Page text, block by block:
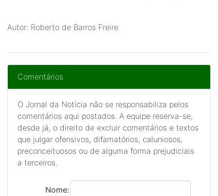
Autor: Roberto de Barros Freire
Comentários
O Jornal da Notícia não se responsabiliza pelos
comentários aqui postados. A equipe reserva-se,
desde já, o direito de excluir comentários e textos
que julgar ofensivos, difamatórios, caluniosos,
preconceituosos ou de alguma forma prejudiciais
a terceiros.
Nome: